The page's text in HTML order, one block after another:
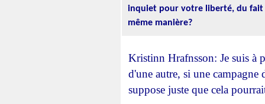
inquiet pour votre liberté, du fait
même manière?
Kristinn Hrafnsson: Je suis à
d'une autre, si une
suppose juste que cela